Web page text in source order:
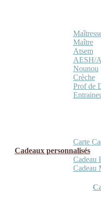
Maître
Atsem
AESH/
Nounou
Crèche
Prof de
Carte
Cadeaux personnalisés
Cadeau
Cadeau